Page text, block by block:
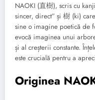
NAOKI (直樹), scris cu
sincer, direct” și 樹 (ki)
sine o imagine poetică de
evocă imaginea unui
și al creșterii constante.
este crucială pentru a
Originea